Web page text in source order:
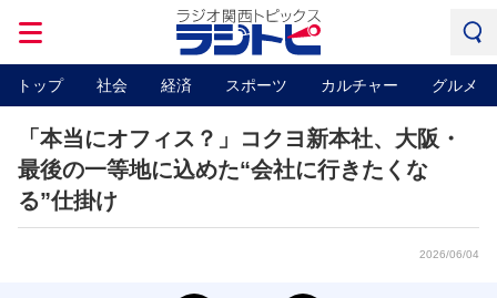
トップ 社会 経済 スポーツ カルチャー グルメ
「本当にオフィス？」コクヨ新本社、大阪・
最後の一等地に込めた“会社に行きたくな
る”仕掛け
2026/06/04